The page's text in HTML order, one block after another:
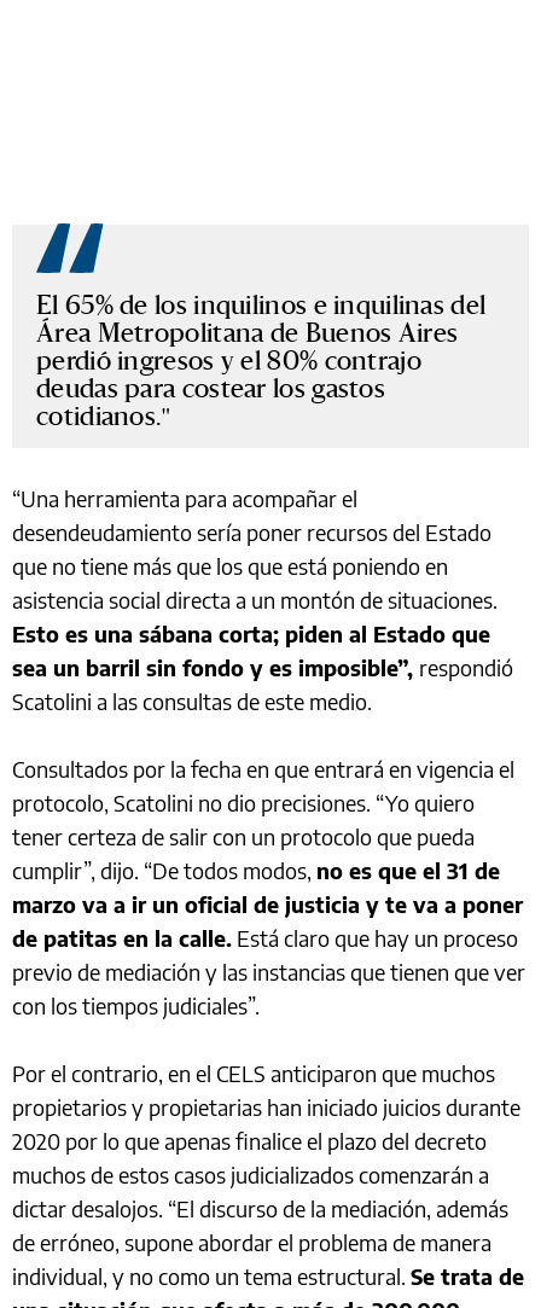
El 65% de los inquilinos e inquilinas del
Área Metropolitana de Buenos Aires
perdió ingresos y el 80% contrajo
deudas para costear los gastos
cotidianos.
“Una herramienta para acompañar el
desendeudamiento sería poner recursos del Estado
que no tiene más que los que está poniendo en
asistencia social directa a un montón de situaciones.
Esto es una sábana corta; piden al Estado que
sea un barril sin fondo y es imposible”, respondió
Scatolini a las consultas de este medio.
Consultados por la fecha en que entrará en vigencia el
protocolo, Scatolini no dio precisiones. “Yo quiero
tener certeza de salir con un protocolo que pueda
cumplir”, dijo. “De todos modos, no es que el 31 de
marzo va a ir un oficial de justicia y te va a poner
de patitas en la calle. Está claro que hay un proceso
previo de mediación y las instancias que tienen que ver
con los tiempos judiciales”.
Por el contrario, en el CELS anticiparon que muchos
propietarios y propietarias han iniciado juicios durante
2020 por lo que apenas finalice el plazo del decreto
muchos de estos casos judicializados comenzarán a
dictar desalojos. “El discurso de la mediación, además
de erróneo, supone abordar el problema de manera
individual, y no como un tema estructural. Se trata de